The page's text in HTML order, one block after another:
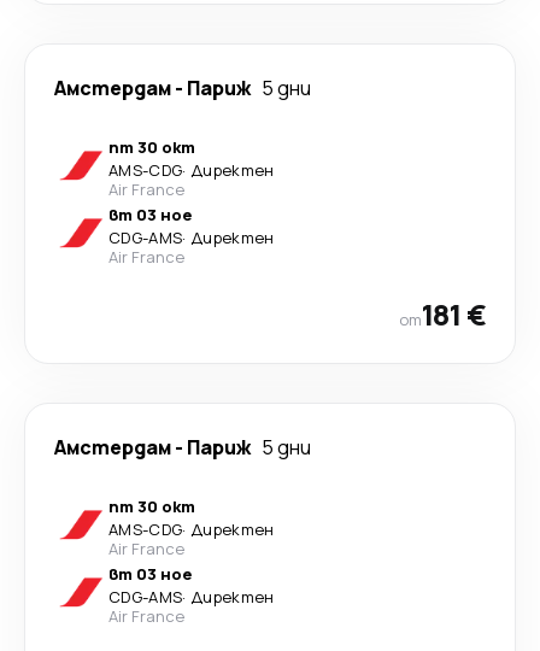
Амстердам- Париж 5 дни
пт 30 окт
AMS-CDG· Директен
Air France
вт 03 ное
CDG-AMS· Директен
Air France
от181 €
Амстердам- Париж 5 дни
пт 30 окт
AMS-CDG· Директен
Air France
вт 03 ное
CDG-AMS· Директен
Air France